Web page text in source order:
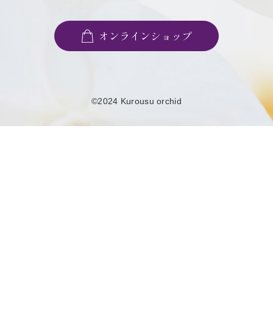
オンラインショップ
©2024 Kurousu orchid